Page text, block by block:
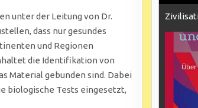
unter der Leitung von Dr.
dass nur gesundes
und Regionen
die Identifikation von
Material gebunden sind. Dabei
biologische Tests eingesetzt,